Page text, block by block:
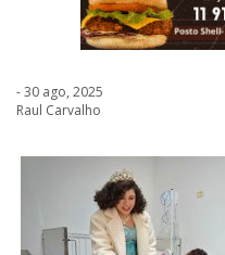
- 30 ago, 2025
Raul Carvalho